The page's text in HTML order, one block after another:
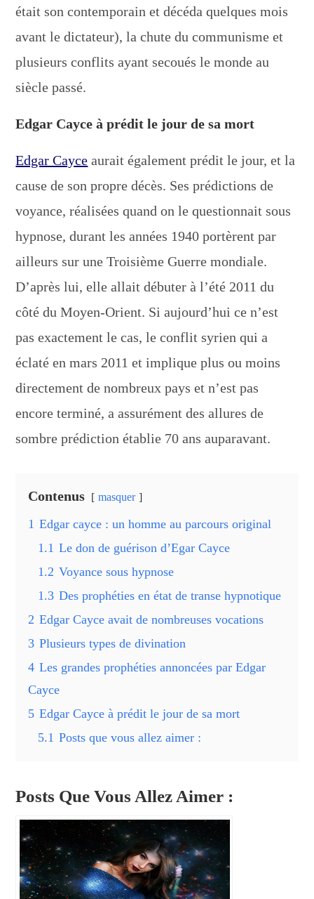
était son contemporain et décéda quelques mois
avant le dictateur), la chute du communisme et
plusieurs conflits ayant secoués le monde au
siècle passé.
Edgar Cayce à prédit le jour de sa mort
Edgar Cayce aurait également prédit le jour, et la
cause de son propre décès. Ses prédictions de
voyance, réalisées quand on le questionnait sous
hypnose, durant les années 1940 portèrent par
ailleurs sur une Troisième Guerre mondiale.
D’après lui, elle allait débuter à l’été 2011 du
côté du Moyen-Orient. Si aujourd’hui ce n’est
pas exactement le cas, le conflit syrien qui a
éclaté en mars 2011 et implique plus ou moins
directement de nombreux pays et n’est pas
encore terminé, a assurément des allures de
sombre prédiction établie 70 ans auparavant.
Contenus masquer
1 Edgar cayce : un homme au parcours original
1.1 Le don de guérison d’Egar Cayce
1.2 Voyance sous hypnose
1.3 Des prophéties en état de transe hypnotique
2 Edgar Cayce avait de nombreuses vocations
3 Plusieurs types de divination
4 Les grandes prophéties annoncées par Edgar
Cayce
5 Edgar Cayce à prédit le jour de sa mort
5.1 Posts que vous allez aimer :
Posts Que Vous Allez Aimer :